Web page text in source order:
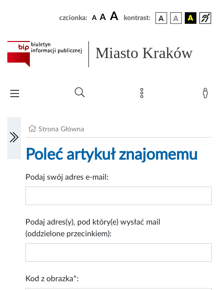
czcionka: A A A kontrast:
Miasto Kraków
Strona Główna
Poleć artykuł znajomemu
Podaj swój adres e-mail:
Podaj adres(y), pod który(e) wysłać mail
(oddzielone przecinkiem):
Kod z obrazka*: